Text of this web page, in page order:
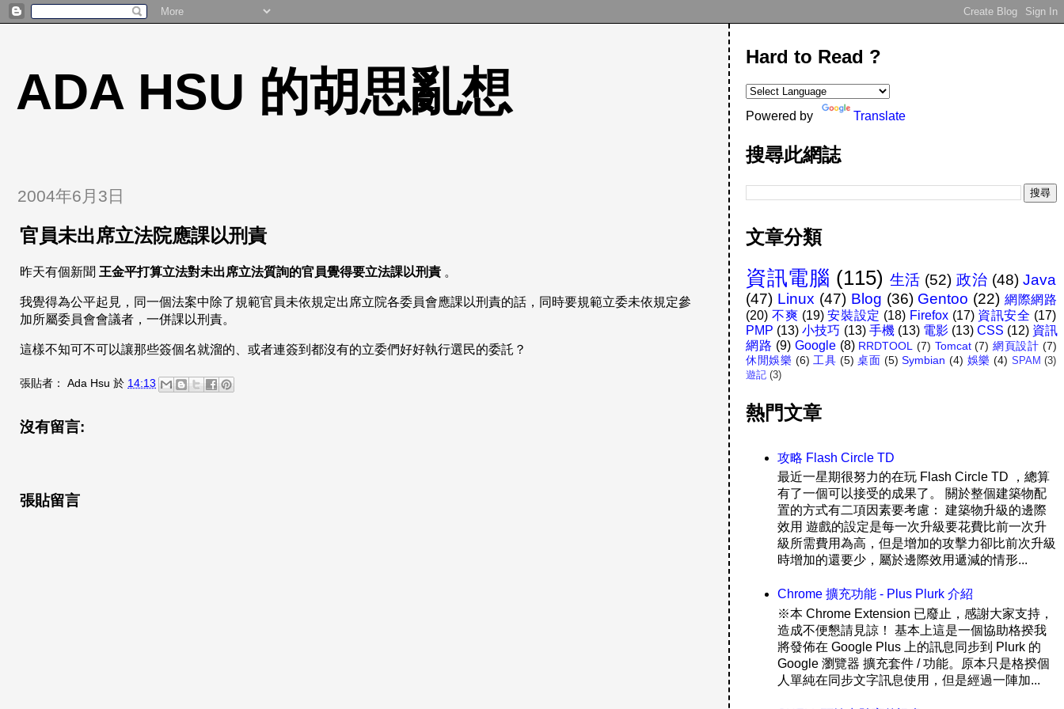
ADA HSU 的胡思亂想
2004年6月3日
官員未出席立法院應課以刑責
昨天有個新聞 王金平打算立法對未出席立法質詢的官員覺得要立法課以刑責 。
我覺得為公平起見，同一個法案中除了規範官員未依規定出席立院各委員會應課以刑責的話，同時要規範立委未依規定參
加所屬委員會會議者，一併課以刑責。
這樣不知可不可以讓那些簽個名就溜的、或者連簽到都沒有的立委們好好執行選民的委託？
張貼者： Ada Hsu 於 14:13
沒有留言:
張貼留言
Hard to Read ?
Powered by Translate
搜尋此網誌
文章分類
資訊電腦 (115) 生活 (52) 政治 (48) Java
(47) Linux (47) Blog (36) Gentoo (22) 網際網路
(20) 不爽 (19) 安裝設定 (18) Firefox (17) 資訊安全 (17)
PMP (13) 小技巧 (13) 手機 (13) 電影 (13) CSS (12) 資訊
網路 (9) Google (8) RRDTOOL (7) Tomcat (7) 網頁設計 (7)
休閒娛樂 (6) 工具 (5) 桌面 (5) Symbian (4) 娛樂 (4) SPAM (3)
遊記 (3)
熱門文章
攻略 Flash Circle TD
最近一星期很努力的在玩 Flash Circle TD ，總算
有了一個可以接受的成果了。 關於整個建築物配
置的方式有二項因素要考慮： 建築物升級的邊際
效用 遊戲的設定是每一次升級要花費比前一次升
級所需費用為高，但是增加的攻擊力卻比前次升級
時增加的還要少，屬於邊際效用遞減的情形...
Chrome 擴充功能 - Plus Plurk 介紹
※本 Chrome Extension 已廢止，感謝大家支持，
造成不便懇請見諒！ 基本上這是一個協助格揆我
將發佈在 Google Plus 上的訊息同步到 Plurk 的
Google 瀏覽器 擴充套件 / 功能。原本只是格揆個
人單純在同步文字訊息使用，但是經過一陣加...